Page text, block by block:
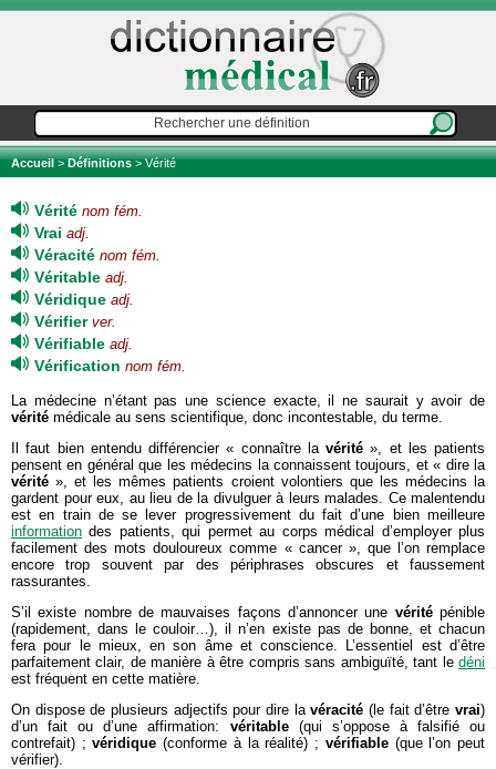
Accueil>Définitions> Vérité
Vérité nom fém.
Vrai adj.
Véracité nom fém.
Véritable adj.
Véridique adj.
Vérifier ver.
Vérifiable adj.
Vérification nom fém.
La médecine n’étant pas une science exacte, il ne saurait y avoir de
vérité médicale au sens scientifique, donc incontestable, du terme.
Il faut bien entendu différencier « connaître la vérité », et les patients
pensent en général que les médecins la connaissent toujours, et « dire la
vérité », et les mêmes patients croient volontiers que les médecins la
gardent pour eux, au lieu de la divulguer à leurs malades. Ce malentendu
est en train de se lever progressivement du fait d’une bien meilleure
information des patients, qui permet au corps médical d’employer plus
facilement des mots douloureux comme « cancer », que l’on remplace
encore trop souvent par des périphrases obscures et faussement
rassurantes.
S’il existe nombre de mauvaises façons d’annoncer une véritépénible
(rapidement, dans le couloir…), il n’en existe pas de bonne, et chacun
fera pour le mieux, en son âme et conscience. L’essentiel est d’être
parfaitement clair, de manière à être compris sans ambiguïté, tant le déni
est fréquent en cette matière.
On dispose de plusieurs adjectifs pour dire lavéracité (le fait d’êtrevrai)
d’un fait ou d’une affirmation: véritable(qui s’oppose à falsifié ou
contrefait) ;véridique (conforme à la réalité) ; vérifiable(que l’on peut
vérifier).